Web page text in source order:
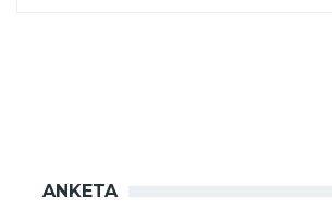
ANKETA